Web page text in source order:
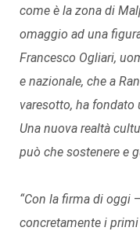
come è la zona di
omaggio ad una
Francesco Ogliari,
e nazionale, che a
varesotto, ha fondato
Una nuova realtà
può che sostenere e
“Con la firma di oggi
concretamente i